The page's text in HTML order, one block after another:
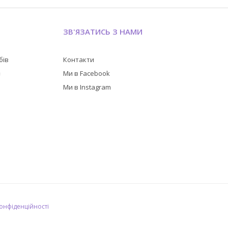
ЗВ'ЯЗАТИСЬ З НАМИ
Контакти
Ми в Facebook
Ми в Instagram